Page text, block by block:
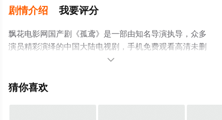
剧情介绍 我要评分
飘花电影网国产剧《孤鸢》是一部由知名导演执导，众多
演员精彩演绎的中国大陆电视剧，手机免费观看高清未删
减完整版电视剧全集就上飘花影院，热播电视剧提前免费
网等平台了解。

猜你喜欢